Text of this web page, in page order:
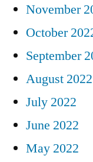
November
October
September
August 2022
July 2022
June 2022
May 2022